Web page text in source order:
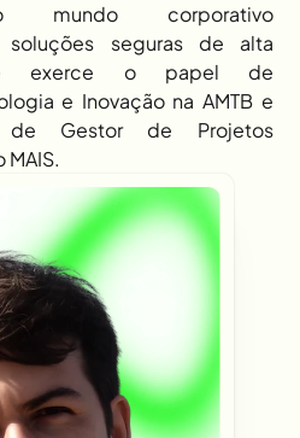
mundo corporativo
soluções seguras de alta
exerce o papel de
e Inovação na AMTB e
de Gestor de Projetos
MAIS.